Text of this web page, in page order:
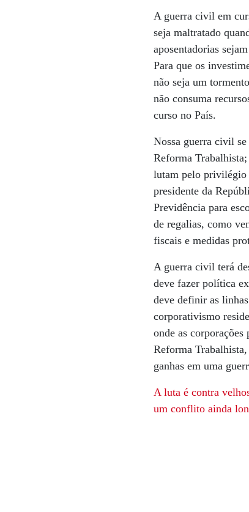
A guerra civil em
seja maltratado
aposentadorias
Para que os
não seja um
não consuma
curso no País.
Nossa guerra civil
Reforma
lutam pelo privilégio
presidente da
Previdência para
de regalias, como
fiscais e medidas
A guerra civil terá
deve fazer política
deve definir as
corporativismo
onde as
Reforma
ganhas em uma
A luta é contra
um conflito ainda